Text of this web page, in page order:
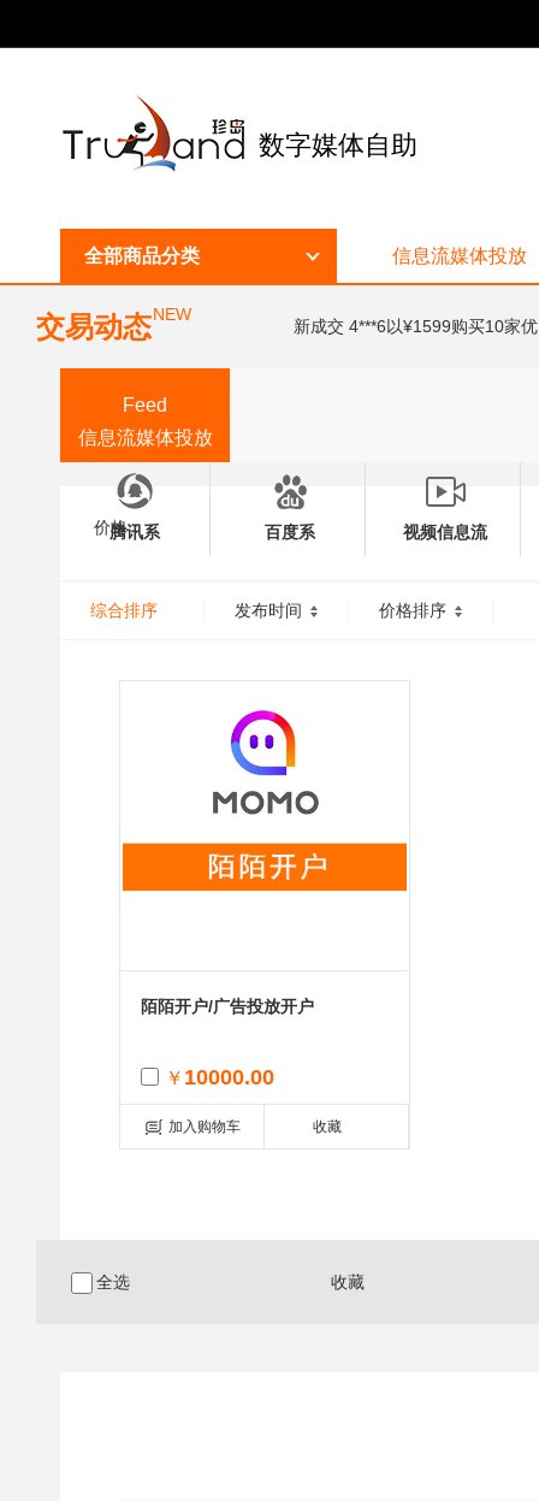
数字媒体自助
全部商品分类 信息流媒体投放
交易动态NEW
新成交 4***6以¥1599购买10家
Feed
信息流媒体投放
腾讯系 百度系 视频信息流
价格：
综合排序 发布时间 价格排序
陌陌开户/广告投放开户
￥ 10000.00
加入购物车 收藏
全选 收藏